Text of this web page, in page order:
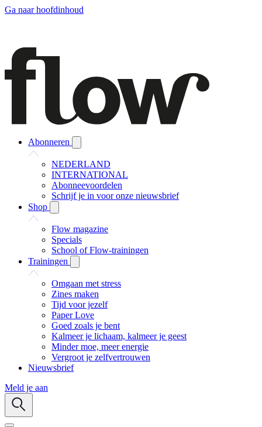
Ga naar hoofdinhoud
Abonneren
NEDERLAND
INTERNATIONAL
Abonneevoordelen
Schrijf je in voor onze nieuwsbrief
Shop
Flow magazine
Specials
School of Flow-trainingen
Trainingen
Omgaan met stress
Zines maken
Tijd voor jezelf
Paper Love
Goed zoals je bent
Kalmeer je lichaam, kalmeer je geest
Minder moe, meer energie
Vergroot je zelfvertrouwen
Nieuwsbrief
Meld je aan